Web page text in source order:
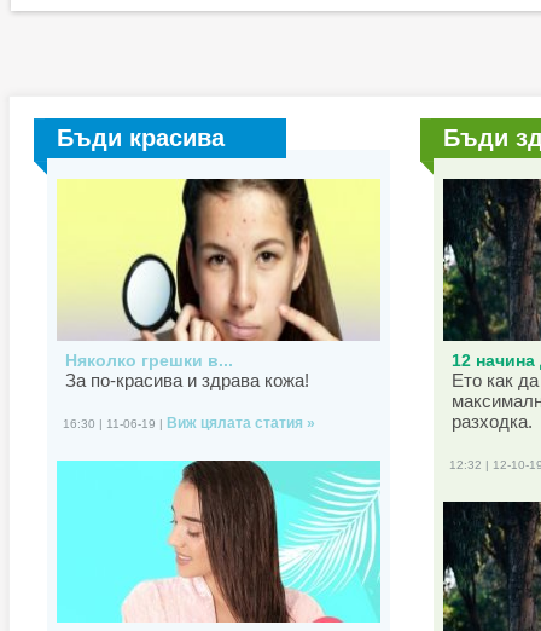
Бъди красива
Няколко грешки в...
За по-красива и здрава кожа!
16:30 | 11-06-19 | Виж цялата статия »
Бъди
12 начина
Ето как
разходка.
12:32 | 12-10-